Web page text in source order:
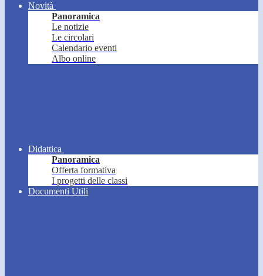
Novità
Panoramica
Le notizie
Le circolari
Calendario eventi
Albo online
Didattica
Panoramica
Offerta formativa
I progetti delle classi
Documenti Utili